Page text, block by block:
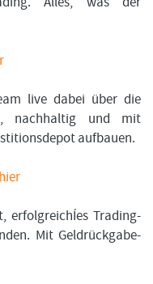
live dabei über die
nachhaltig und mit
aufbauen.
hier
erfolgreichÍes Trading-
Mit Geldrückgabe-